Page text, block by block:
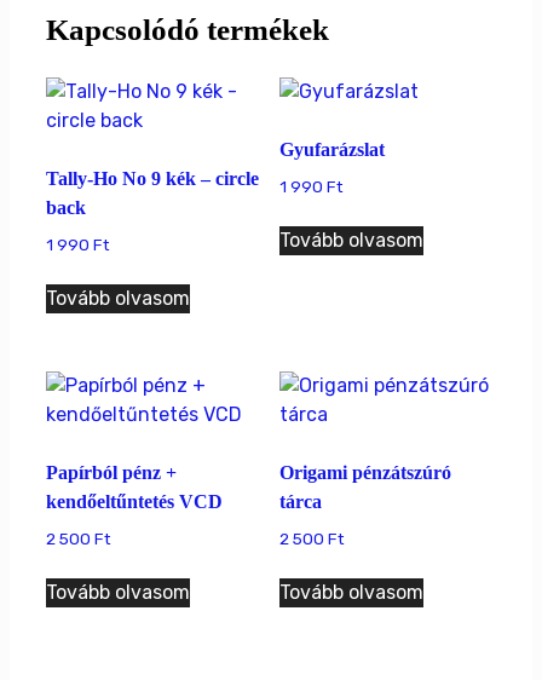
Kapcsolódó termékek
Tally-Ho No 9 kék – circle
back
1 990 Ft
Tovább olvasom
Gyufarázslat
1 990Ft
Tovább olvasom
Papírból pénz +
kendőeltűntetés VCD
2 500 Ft
Tovább olvasom
Origami pénzátszúró
tárca
2 500Ft
Tovább olvasom